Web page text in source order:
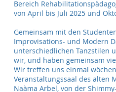
Bereich
von April bis Juli 2025 und
Gemeinsam mit den
Improvisations- und Modern
unterschiedlichen Tanzstilen
wir, und haben gemeinsam
Wir treffen uns einmal
Veranstaltungssaal des alten
Naàma Arbel, von der